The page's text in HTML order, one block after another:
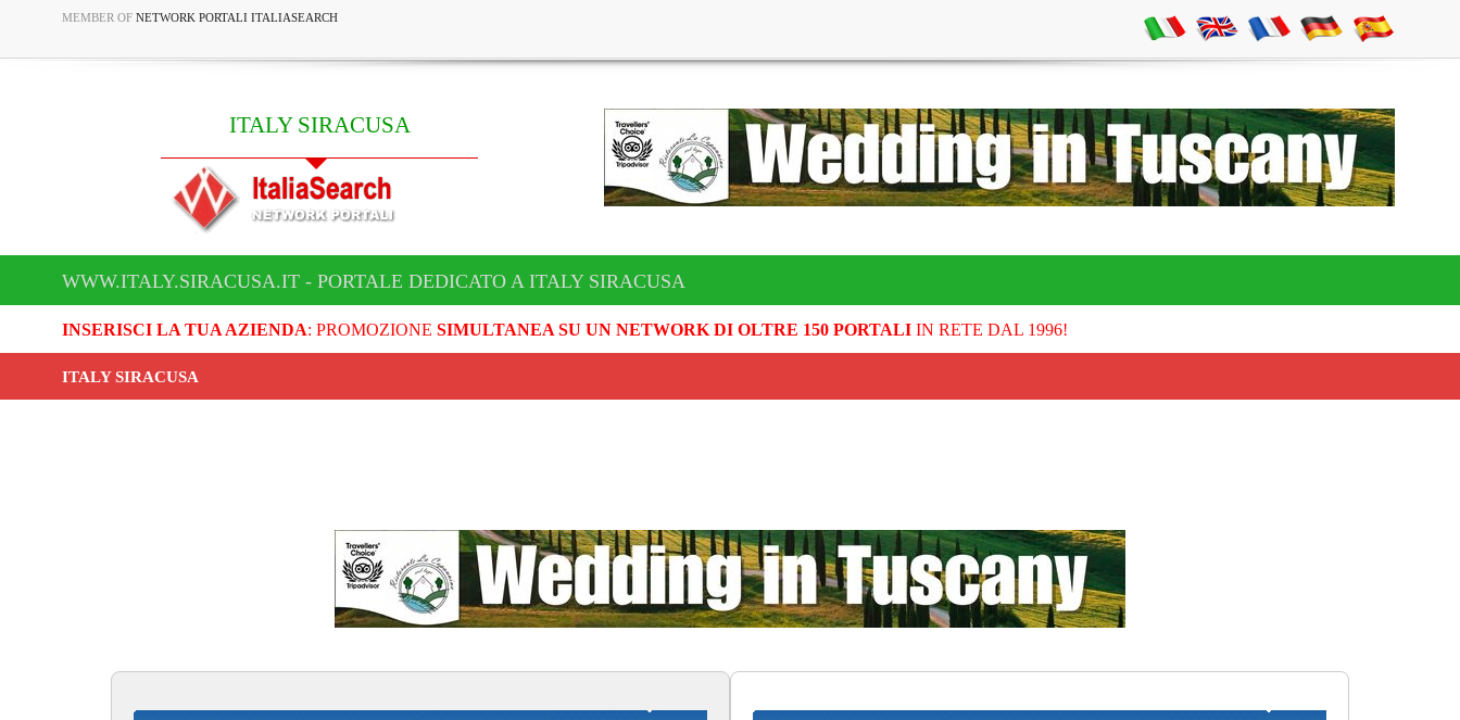
MEMBER OF NETWORK PORTALI ITALIASEARCH
ITALY SIRACUSA
WWW.ITALY.SIRACUSA.IT - PORTALE DEDICATO A ITALY SIRACUSA
INSERISCI LA TUA AZIENDA: PROMOZIONE SIMULTANEA SU UN NETWORK DI OLTRE 150 PORTALIIN RETE DAL 1996!
ITALY SIRACUSA